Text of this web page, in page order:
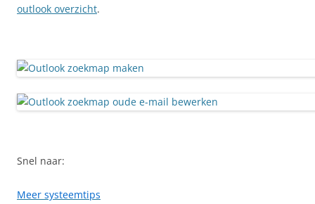
outlook overzicht.
Snel naar:
Meer systeemtips